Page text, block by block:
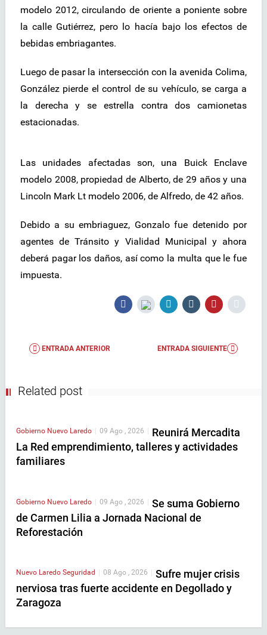
modelo 2012, circulando de oriente a poniente sobre
la calle Gutiérrez, pero lo hacía bajo los efectos de
bebidas embriagantes.
Luego de pasar la intersección con la avenida Colima,
González pierde el control de su vehículo, se carga a
la derecha y se estrella contra dos camionetas
estacionadas.
Las unidades afectadas son, una Buick Enclave
modelo 2008, propiedad de Alberto, de 29 años y una
Lincoln Mark Lt modelo 2006, de Alfredo, de 42 años.
Debido a su embriaguez, Gonzalo fue detenido por
agentes de Tránsito y Vialidad Municipal y ahora
deberá pagar los daños, así como la multa que le fue
impuesta.
ENTRADA ANTERIOR ENTRADA SIGUIENTE
Related post
Gobierno Nuevo Laredo 09 Ago , 2026
Reunirá Mercadita
La Red emprendimiento, talleres y actividades
familiares
Gobierno Nuevo Laredo | 09 Ago , 2026 | Se suma Gobierno
de Carmen Lilia a Jornada Nacional de
Reforestación
Nuevo Laredo Seguridad 08 Ago , 2026
Sufre mujer crisis
nerviosa tras fuerte accidente en Degollado y
Zaragoza